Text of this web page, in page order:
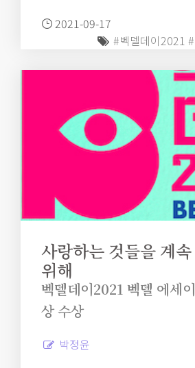
2021-09-17
#벡델데이2021
사랑하는 것들을 계
위해
벡델데이2021 벡델 에세
상 수상
박정윤